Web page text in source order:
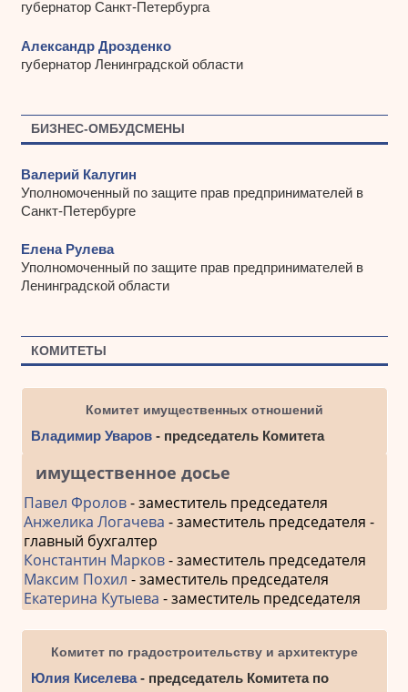
губернатор Санкт-Петербурга
Александр Дрозденко
губернатор Ленинградской области
БИЗНЕС-ОМБУДСМЕНЫ
Валерий Калугин
Уполномоченный по защите прав предпринимателей в
Санкт-Петербурге
Елена Рулева
Уполномоченный по защите прав предпринимателей в
Ленинградской области
КОМИТЕТЫ
Комитет имущественных отношений
Владимир Уваров- председатель Комитета
имущественное досье
Павел Фролов- заместитель председателя
Анжелика Логачева - заместитель председателя -
главный бухгалтер
Константин Марков- заместитель председателя
Максим Похил - заместитель председателя
Екатерина Кутыева - заместитель председателя
Комитет по градостроительству и архитектуре
Юлия Киселева- председатель Комитета по